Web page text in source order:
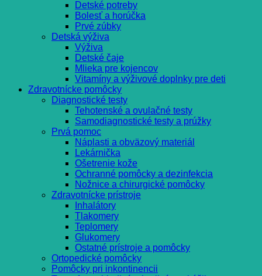
Detské potreby
Bolesť a horúčka
Prvé zúbky
Detská výživa
Výživa
Detské čaje
Mlieka pre kojencov
Vitamíny a výživové doplnky pre deti
Zdravotnícke pomôcky
Diagnostické testy
Tehotenské a ovulačné testy
Samodiagnostické testy a prúžky
Prvá pomoc
Náplasti a obväzový materiál
Lekárnička
Ošetrenie kože
Ochranné pomôcky a dezinfekcia
Nožnice a chirurgické pomôcky
Zdravotnícke prístroje
Inhalátory
Tlakomery
Teplomery
Glukomery
Ostatné prístroje a pomôcky
Ortopedické pomôcky
Pomôcky pri inkontinencii